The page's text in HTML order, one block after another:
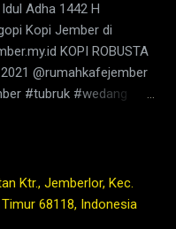
jurnal Nutrients.
sifat antioksidan
studi baru
konsumsi kopi memiliki
inflamasi seperti
Adha 1442 H
Kopi Jember di
KOPI ROBUSTA
@rumahkafejember
#tubruk #wedang
#kopienak
#ngopisore
#coffeelovers
#coffeeholic #kopilokal
Ktr., Jemberlor, Kec.
68118, Indonesia